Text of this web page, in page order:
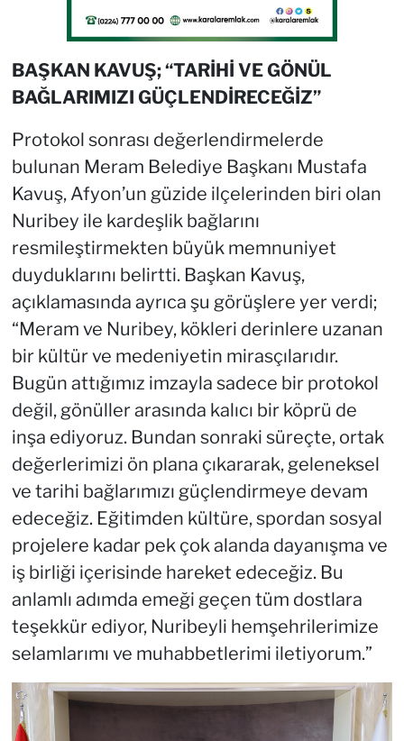
BAŞKAN KAVUŞ; “TARİHİ VE GÖNÜL
BAĞLARIMIZI GÜÇLENDİRECEĞİZ”
Protokol sonrası değerlendirmelerde
bulunan Meram Belediye Başkanı Mustafa
Kavuş, Afyon’un güzide ilçelerinden biri olan
Nuribey ile kardeşlik bağlarını
resmileştirmekten büyük memnuniyet
duyduklarını belirtti. Başkan Kavuş,
açıklamasında ayrıca şu görüşlere yer verdi;
“Meram ve Nuribey, kökleri derinlere uzanan
bir kültür ve medeniyetin mirasçılarıdır.
Bugün attığımız imzayla sadece bir protokol
değil, gönüller arasında kalıcı bir köprü de
inşa ediyoruz. Bundan sonraki süreçte, ortak
değerlerimizi ön plana çıkararak, geleneksel
ve tarihi bağlarımızı güçlendirmeye devam
edeceğiz. Eğitimden kültüre, spordan sosyal
projelere kadar pek çok alanda dayanışma ve
iş birliği içerisinde hareket edeceğiz. Bu
anlamlı adımda emeği geçen tüm dostlara
teşekkür ediyor, Nuribeyli hemşehrilerimize
selamlarımı ve muhabbetlerimi iletiyorum.”